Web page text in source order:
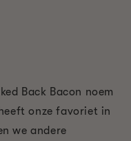
Back Bacon noem
onze favoriet in
we andere